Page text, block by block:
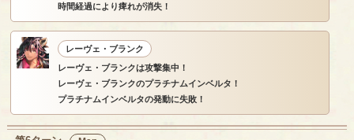
時間経過により痺れが消失！
レーヴェ・ブランク
レーヴェ・ブランクは攻撃集中！
レーヴェ・ブランクのプラチナムインベルタ！
プラチナムインベルタの発動に失敗！